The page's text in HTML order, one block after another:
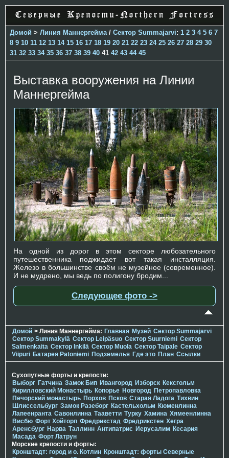
Домой > Линия Маннергейма / Сектор Summajarvi: 1 2 3 4 5 6 7
8 9 10 11 12 13 14 15 16 17 18 19 20 21 22 23 24 25 26 27 28 29 30
31 32 33 34 35 36 37 38 39 40 41 42 43 44 45
Выставка вооружения на Линии
Маннергейма
На одной из дорог в этом секторе любозательного
путешественника поджидает вот такая инсталляция.
Железо в большинстве своём не музейное (современное).
И не мудрено, мы ведь по полигону бродим...
Следующее фото ->
Домой > Линия Маннергейма: Главная Музей Сектор Summajarvi
Сектор Summakylä Сектор Leipäsuo Сектор Suurniemi Сектор
Salmenkaita Сектор Inkilä Сектор Muola Сектор Taipale Сектор
Viipuri Батарея Patoniemi Подземелья Где это План Ссылки
Сухопутные форты и крепости:
Выборг Гатчина Замок Бип Ивангород Изборск Кексгольм
Кирилловский Монастырь Копорье Новгород Петропавловка
Печорcкий монастырь Порхов Псков Старая Ладога Тихвин
Шлиссельбург Замок Разеборг Кастельхольм Кюменлинна
Лапеенранта Савонлинна Тааветти Турку Хамина Хямеенлинна
Висбю Форт Хойторп Фредрикстад Фредрикстен Хегра
Аренсбург Нарва Таллинн Антипатрис Иерусалим Кесария
Масада Форт Латрун
Морские крепости и форты:
Кронштадт: город и о. Котлин Кронштадт: форты Северные